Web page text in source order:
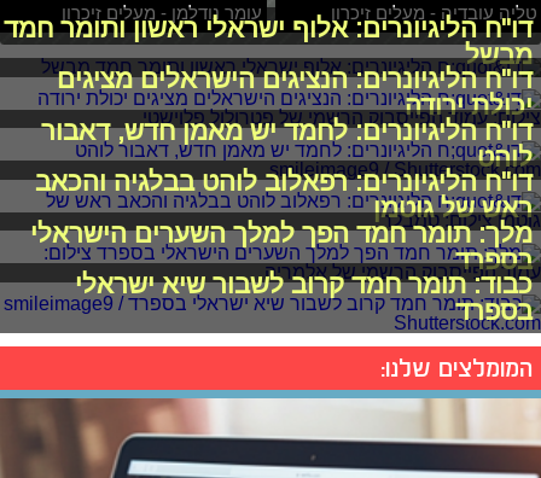
טליה עובדיה - מעלים זיכרון עומר נודלמן - מעלים זיכרון
דו"ח הליגיונרים: אלוף ישראלי ראשון ותומר חמד
מבשל
דו"ח הליגיונרים: הנציגים הישראלים מציגים
יכולת ירודה
דו"ח הליגיונרים: לחמד יש מאמן חדש, דאבור
לוהט
דו"ח הליגיונרים: רפאלוב לוהט בבלגיה והכאב
ראש של גוטמן
מלך: תומר חמד הפך למלך השערים הישראלי
בספרד
כבוד: תומר חמד קרוב לשבור שיא ישראלי
בספרד
המומלצים שלנו: